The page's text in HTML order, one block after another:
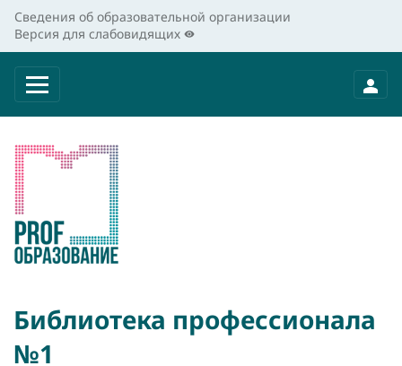
Сведения об образовательной организации
Версия для слабовидящих
Библиотека профессионала
№1